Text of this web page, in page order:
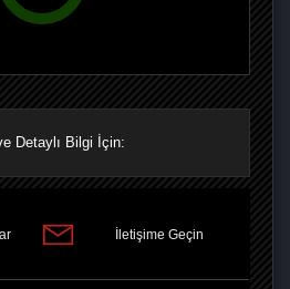
Detaylı Bilgi İçin:
İletişime Geçin